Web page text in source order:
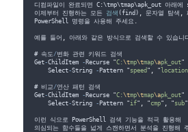
디컴파일이 완료되면 C :\tmp\tmap\apk_out 아래에
이제부터
진행하는 모든 검색 (find ) 문자열 탐색
PowerShell
명령을 사용해 주세요
예를 들어 아래와 같은 방식으로 검색할 수 있습니
# 속도 /변화 관련 키워드
검색
Get-ChildItem - Recurse "C:\tmp\tmap\apk_out"
Select-String - Pattern " speed " " location
# 비교 /연산 패턴
검색
Get-ChildItem - Recurse "C:\tmp\tmap\apk_out"
Select-String - Pattern " if" " cmp" " sub"
이런 식으로 PowerShell 검색 기능을 적극
활용해
의심되는 함수들을 넓게 스캔하면서 분석을 진행해